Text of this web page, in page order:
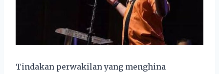
Tindakan perwakilan yang menghina